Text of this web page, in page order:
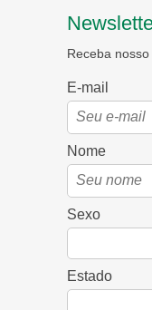
Receba
E-mail
Nome
Sexo
Estado